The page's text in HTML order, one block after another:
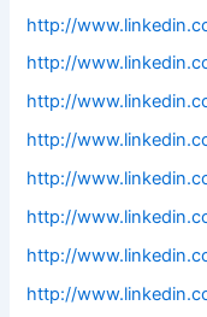
http://
http://
http://
http://
http://
http://
http://
http://